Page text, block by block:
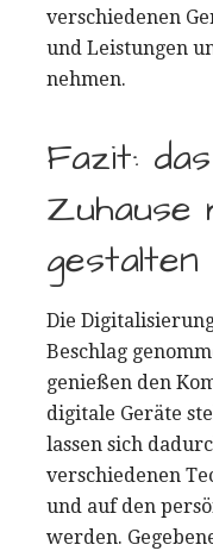
verschiedenen
und Leistungen
nehmen.
Fazit:
Zuhause
gestalten
Die
Beschlag
genießen den
digitale Geräte
lassen sich
verschiedenen
und auf den
werden.